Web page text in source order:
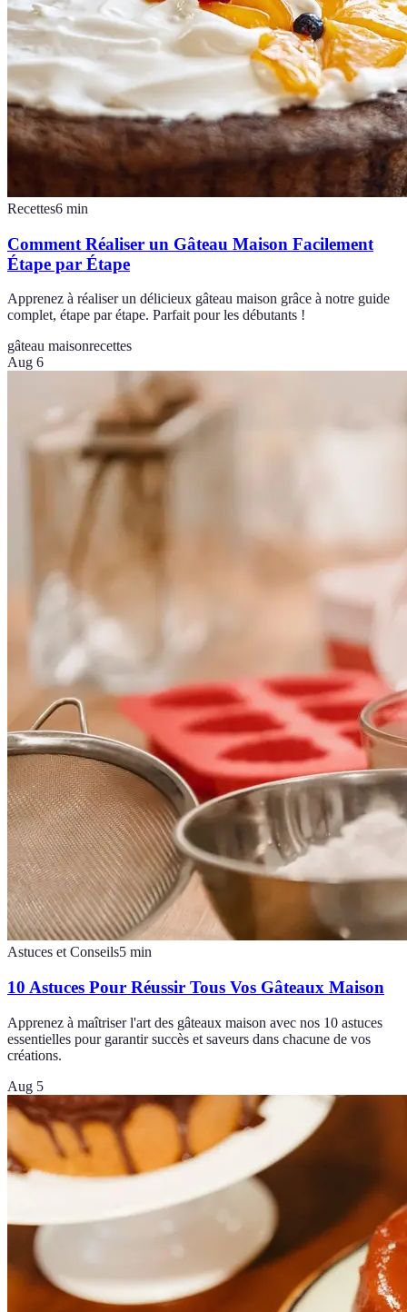
Recettes6 min
Comment Réaliser un Gâteau Maison Facilement
Étape par Étape
Apprenez à réaliser un délicieux gâteau maison grâce à notre guide
complet, étape par étape. Parfait pour les débutants !
gâteau maisonrecettes
Aug 6
Astuces et Conseils5 min
10 Astuces Pour Réussir Tous Vos Gâteaux Maison
Apprenez à maîtriser l'art des gâteaux maison avec nos 10 astuces
essentielles pour garantir succès et saveurs dans chacune de vos
créations.
Aug 5